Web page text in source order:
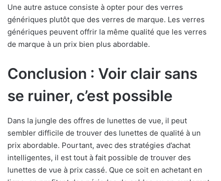
Une autre astuce consiste à opter pour des verres
génériques plutôt que des verres de marque. Les verres
génériques peuvent offrir la même qualité que les verres
de marque à un prix bien plus abordable.
Conclusion : Voir clair sans
se ruiner, c’est possible
Dans la jungle des offres de lunettes de vue, il peut
sembler difficile de trouver des lunettes de qualité à un
prix abordable. Pourtant, avec des stratégies d’achat
intelligentes, il est tout à fait possible de trouver des
lunettes de vue à prix cassé. Que ce soit en achetant en